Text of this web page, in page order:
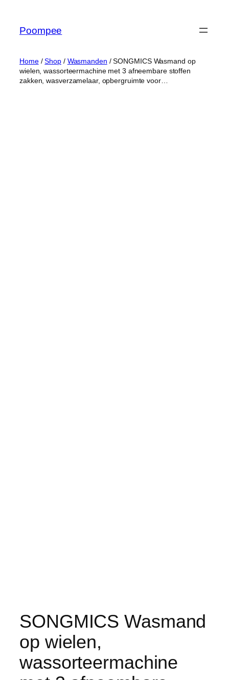
Poompee
Home/Shop/ Wasmanden / SONGMICS Wasmand op
wielen, wassorteermachine met 3 afneembare stoffen
zakken, wasverzamelaar, opbergruimte voor…
SONGMICS Wasmand
op wielen,
wassorteermachine